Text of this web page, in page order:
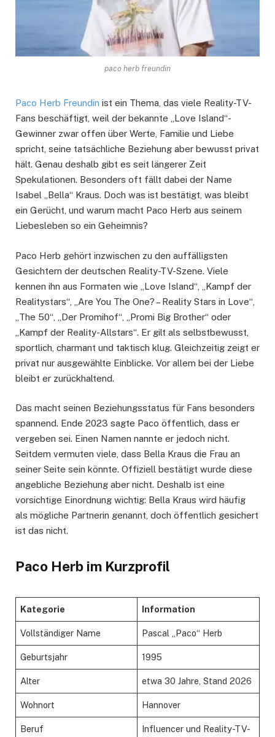
paco herb freundin
Paco Herb Freundin ist ein Thema, das viele Reality-TV-
Fans beschäftigt, weil der bekannte „Love Island“-
Gewinner zwar offen über Werte, Familie und Liebe
spricht, seine tatsächliche Beziehung aber bewusst privat
hält. Genau deshalb gibt es seit längerer Zeit
Spekulationen. Besonders oft fällt dabei der Name
Isabel „Bella“ Kraus. Doch was ist bestätigt, was bleibt
ein Gerücht, und warum macht Paco Herb aus seinem
Liebesleben so ein Geheimnis?
Paco Herb gehört inzwischen zu den auffälligsten
Gesichtern der deutschen Reality-TV-Szene. Viele
kennen ihn aus Formaten wie „Love Island“, „Kampf der
Realitystars“, „Are You The One? – Reality Stars in Love“,
„The 50“, „Der Promihof“, „Promi Big Brother“ oder
„Kampf der Reality-Allstars“. Er gilt als selbstbewusst,
sportlich, charmant und taktisch klug. Gleichzeitig zeigt er
privat nur ausgewählte Einblicke. Vor allem bei der Liebe
bleibt er zurückhaltend.
Das macht seinen Beziehungsstatus für Fans besonders
spannend. Ende 2023 sagte Paco öffentlich, dass er
vergeben sei. Einen Namen nannte er jedoch nicht.
Seitdem vermuten viele, dass Bella Kraus die Frau an
seiner Seite sein könnte. Offiziell bestätigt wurde diese
angebliche Beziehung aber nicht. Deshalb ist eine
vorsichtige Einordnung wichtig: Bella Kraus wird häufig
als mögliche Partnerin genannt, doch öffentlich gesichert
ist das nicht.
Paco Herb im Kurzprofil
Kategorie Information
Vollständiger Name Pascal „Paco“ Herb
Geburtsjahr 1995
Alter etwa 30 Jahre, Stand 2026
Wohnort Hannover
Beruf
Influencer und Reality-TV-